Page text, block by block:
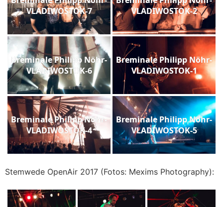
VLADIWOSTOK-7
VLADIWOSTOK-2
Breminale Philipp Nöhr-
VLADIWOSTOK-6
Breminale Philipp Nöhr-
VLADIWOSTOK-1
Breminale Philipp Nöhr-
VLADIWOSTOK-4
Breminale Philipp Nöhr-
VLADIWOSTOK-5
Stemwede OpenAir 2017 (Fotos: Mexims Photography):